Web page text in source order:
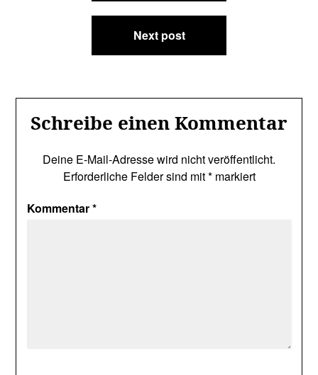
Next post
Schreibe einen Kommentar
Deine E-Mail-Adresse wird nicht veröffentlicht.
Erforderliche Felder sind mit*markiert
Kommentar*